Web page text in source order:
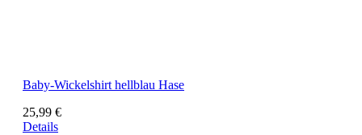
Baby-Wickelshirt hellblau Hase
25,99 €
Details